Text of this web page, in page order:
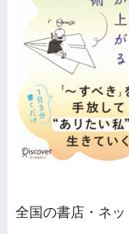
全国の書店・ネッ